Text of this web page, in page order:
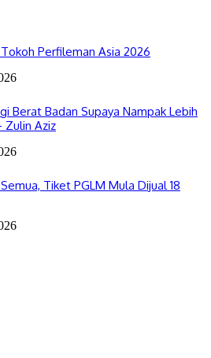
Perfileman Asia 2026
Berat Badan Supaya Nampak Lebih
Zulin Aziz
Tiket PGLM Mula Dijual 18